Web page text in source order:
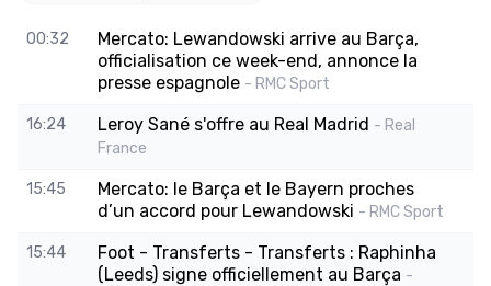
00:32
Mercato: Lewandowski arrive au Barça,
officialisation ce week-end, annonce la
presse espagnole - RMC Sport
16:24 Leroy Sané s'offre au Real Madrid - Real
France
15:45
Mercato: le Barça et le Bayern proches
d’un accord pour Lewandowski - RMC Sport
15:44
Foot - Transferts - Transferts : Raphinha
(Leeds) signe officiellement au Barça -